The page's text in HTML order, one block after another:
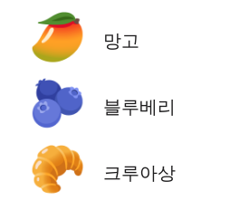
🥭 망고
🫐 블루베리
🥐 크루아상